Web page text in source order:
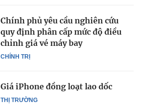
CHÍNH TRỊ
Chính phủ yêu cầu nghiên cứu
quy định phân cấp mức độ điều
chỉnh giá vé máy bay
THỊ TRƯỜNG
Giá iPhone đồng loạt lao dốc